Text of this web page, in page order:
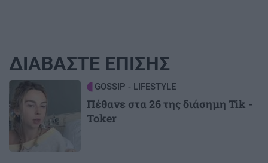
ΔΙΑΒΑΣΤΕ ΕΠΙΣΗΣ
Image GOSSIP - LIFESTYLE
Πέθανε στα 26 της διάσημη Tik -
Toker